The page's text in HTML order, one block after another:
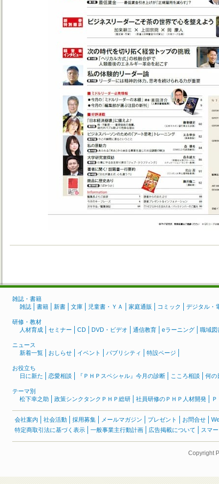
雑誌・書籍
雑誌
書籍 新書 文庫 児童書・ＹＡ 家庭通販 コミック デジタル・
研修・教材
人材育成
セミナー CD DVD・ビデオ 通信教育 eラーニング 職域図
ニュース
新着一覧
おしらせ イベント パブリシティ 特設ページ
お役立ち
日に新た
恋愛相談 『ＰＨＰスペシャル』今月の診断 こころ相談 何の
テーマ別
松下幸之助
政策シンクタンクＰＨＰ総研 社員研修のＰＨＰ人材開発
会社案内 社会活動 採用募集 メールマガジン プレゼント お問合せ
特定商取引法に基づく表示
一般事業主行動計画 広告掲載について スマ
Copyright